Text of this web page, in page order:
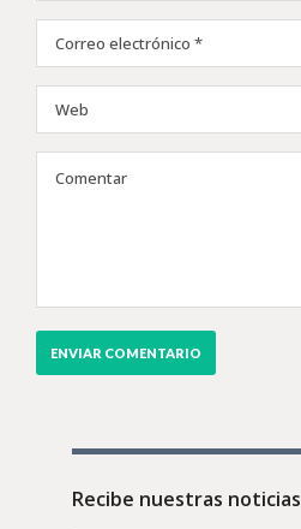
Recibe nuestras noticias